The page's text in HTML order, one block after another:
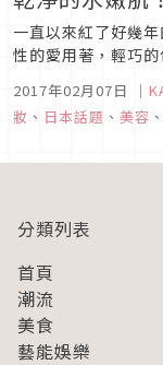
一直以來紅了好幾
性的愛用著，輕巧
妝產品之一。但其
喔！現在就來介紹
2017年02月07日 ｜
妝 、 日本話題 、 美容 、
分類列表
首頁
潮流
美食
藝能娛樂